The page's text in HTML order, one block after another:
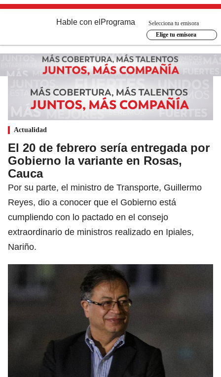
Hable con el Programa
Selecciona tu emisora
Elige tu emisora
Actualidad
El 20 de febrero sería entregada por
Gobierno la variante en Rosas,
Cauca
Por su parte, el ministro de Transporte, Guillermo
Reyes, dio a conocer que el Gobierno está
cumpliendo con lo pactado en el consejo
extraordinario de ministros realizado en Ipiales,
Nariño.